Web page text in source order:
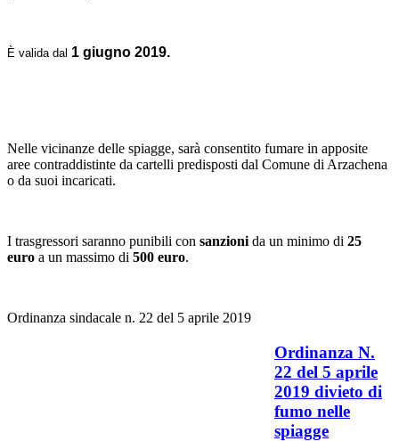
È valida dal 1 giugno 2019.
Nelle vicinanze delle spiagge, sarà consentito fumare in apposite
aree contraddistinte da cartelli predisposti dal Comune di Arzachena
o da suoi incaricati.
I trasgressori saranno punibili con sanzioni da un minimo di 25
euro a un massimo di 500 euro.
Ordinanza sindacale n. 22 del 5 aprile 2019
Ordinanza N.
22 del 5 aprile
2019 divieto di
fumo nelle
spiagge